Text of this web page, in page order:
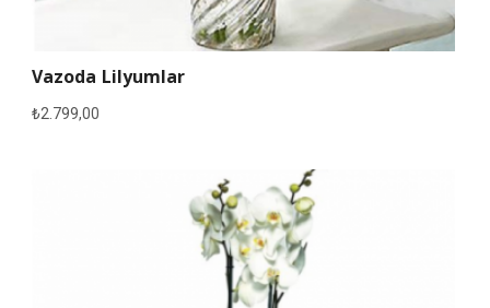
Vazoda Lilyumlar
₺2.799,00